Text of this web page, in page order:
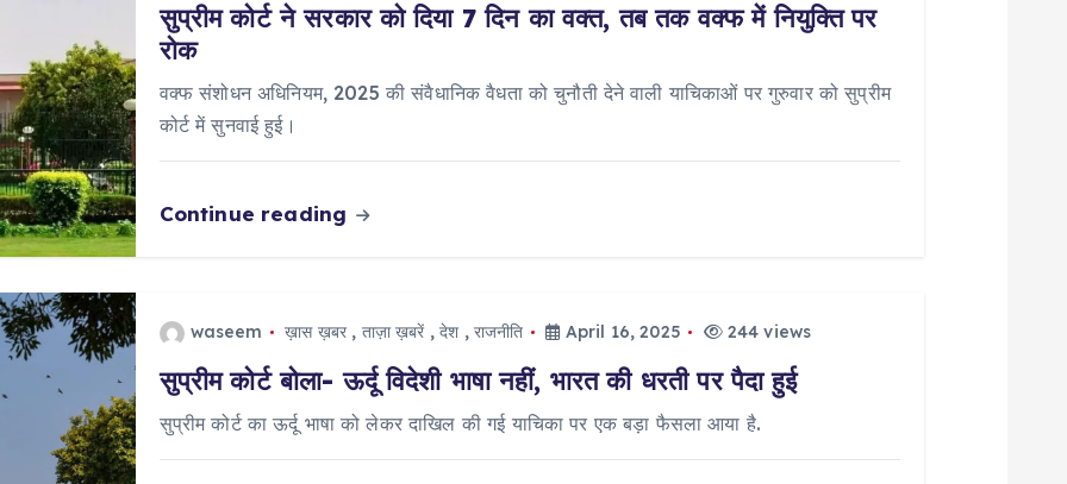
सुप्रीम कोर्ट ने सरकार को दिया 7 दिन का वक्त, तब तक वक्फ में नियुक्ति पर
रोक
वक्फ संशोधन अधिनियम, 2025 की संवैधानिक वैधता को चुनौती देने वाली याचिकाओं पर गुरुवार को सुप्रीम
कोर्ट में सुनवाई हुई।
Continue reading
waseem ख़ास ख़बर , ताज़ा ख़बरें ,देश , राजनीति April 16, 2025 244 views
सुप्रीम कोर्ट बोला- ऊर्दू विदेशी भाषा नहीं, भारत की धरती पर पैदा हुई
सुप्रीम कोर्ट का ऊर्दू भाषा को लेकर दाखिल की गई याचिका पर एक बड़ा फैसला आया है.